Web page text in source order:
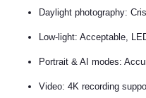
Daylight photography:
Low-light: Acceptable,
Portrait & AI modes:
Video: 4K recording